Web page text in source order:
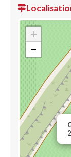
+
−